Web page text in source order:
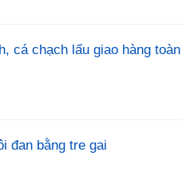
cá chạch lấu giao hàng toàn
đan bằng tre gai